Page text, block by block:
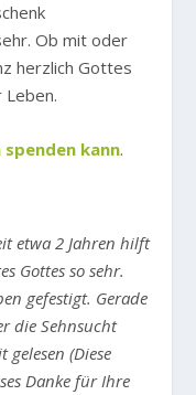
Ob mit oder
herzlich Gottes
Leben.
kann.
etwa 2 Jahren hilft
Gottes so sehr.
gefestigt. Gerade
die Sehnsucht
(Diese
Danke für Ihre